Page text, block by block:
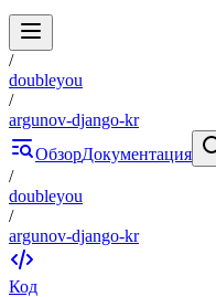
/
doubleyou
/
argunov-django-kr
ОбзорДокументация
/
doubleyou
/
argunov-django-kr
Код